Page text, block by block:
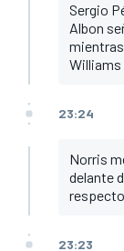
Sergio
Albon
mientras
Williams
23:24
Norris
delante
23:23